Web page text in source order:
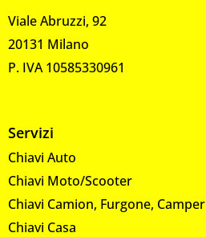
Viale Abruzzi, 92
20131 Milano
P. IVA 10585330961
Servizi
Chiavi Auto
Chiavi Moto/Scooter
Chiavi Camion, Furgone, Camper
Chiavi Casa